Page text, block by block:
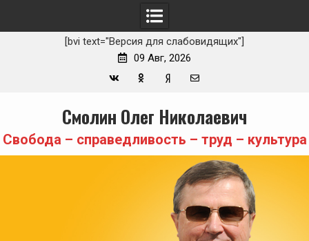
[bvi text="Версия для слабовидящих"]
09 Авг, 2026
Zen
mail
content
Смолин Олег Николаевич
Свобода – справедливость – труд – культура